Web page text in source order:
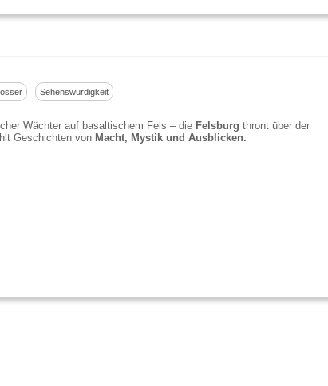
Sehenswürdigkeit
Wächter auf basaltischem Fels – die Felsburg thront über der
Geschichten vonMacht, Mystik und Ausblicken.